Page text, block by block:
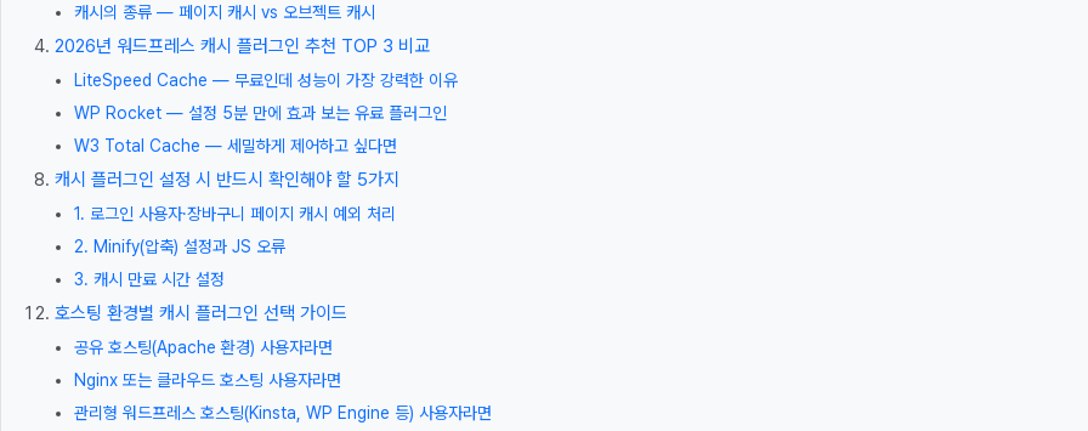
캐시의 종류 — 페이지 캐시 vs 오브젝트 캐시
2026년 워드프레스 캐시 플러그인 추천 TOP 3 비교
LiteSpeed Cache — 무료인데 성능이 가장 강력한 이유
WP Rocket — 설정 5분 만에 효과 보는 유료 플러그인
W3 Total Cache — 세밀하게 제어하고 싶다면
캐시 플러그인 설정 시 반드시 확인해야 할 5가지
1. 로그인 사용자·장바구니 페이지 캐시 예외 처리
2. Minify(압축) 설정과 JS 오류
3. 캐시 만료 시간 설정
호스팅 환경별 캐시 플러그인 선택 가이드
공유 호스팅(Apache 환경) 사용자라면
Nginx 또는 클라우드 호스팅 사용자라면
관리형 워드프레스 호스팅(Kinsta, WP Engine 등) 사용자라면